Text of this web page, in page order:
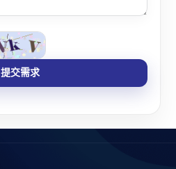
提交需求